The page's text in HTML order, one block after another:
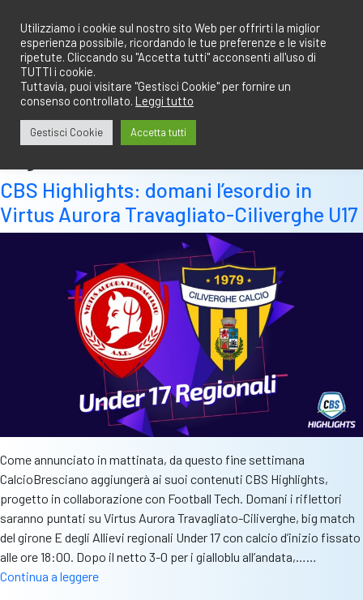
contenuto
CBS Highlights: domani l’esordio in
Virtus Aurora Travagliato-Ciliverghe U17
Come annunciato in mattinata, da questo fine settimana
CalcioBresciano aggiungerà ai suoi contenuti CBS Highlights,
progetto in collaborazione con Football Tech. Domani i riflettori
saranno puntati su Virtus Aurora Travagliato-Ciliverghe, big match
del girone E degli Allievi regionali Under 17 con calcio d’inizio fissato
alle ore 18:00. Dopo il netto 3-0 per i gialloblu all’andata,……
Continua a leggereCBS
Utilizziamo i cookie sul nostro sito Web per offrirti la miglior
esperienza possibile, ricordando le tue preferenze e le visite
ripetute. Cliccando su "Accetta tutti" acconsenti all'uso di
TUTTI i cookie.
Tuttavia, puoi visitare "Gestisci Cookie" per fornire un
consenso controllato. Leggi tutto
Gestisci Cookie Accetta tutti